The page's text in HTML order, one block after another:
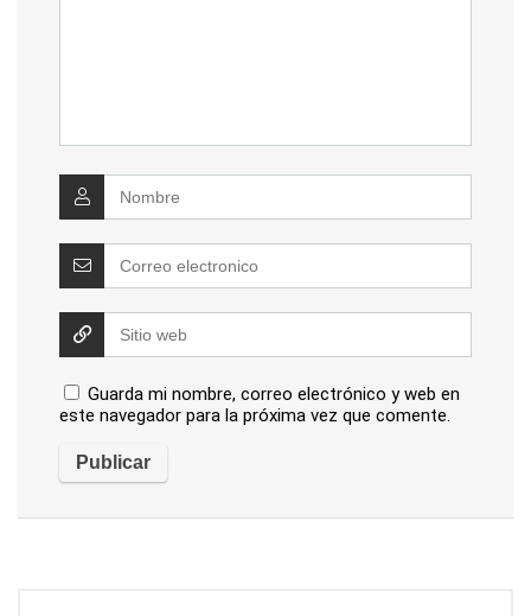
Guarda mi nombre, correo electrónico y web en
este navegador para la próxima vez que comente.